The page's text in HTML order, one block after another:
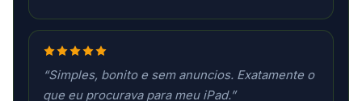
“Simples, bonito e sem anuncios. Exatamente o
que eu procurava para meu iPad.”